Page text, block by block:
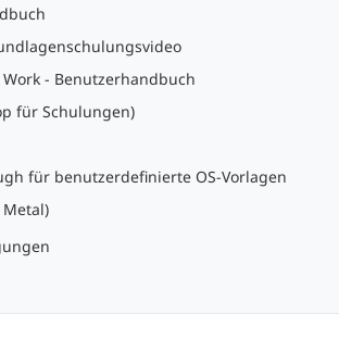
- Benutzerhandbuch
für Schulungen)
für benutzerdefinierte OS-Vorlagen
Metal)